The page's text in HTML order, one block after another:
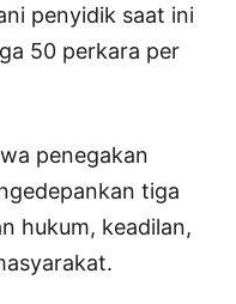
penyidik saat ini
50 perkara per
penegakan
tiga
hukum, keadilan,